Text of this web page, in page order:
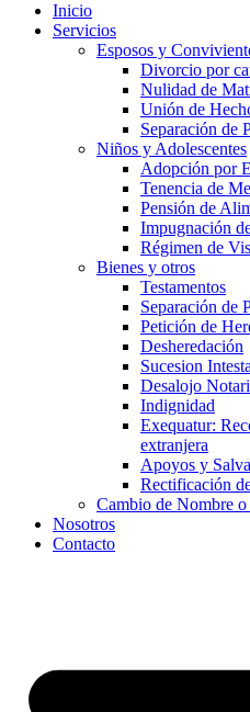
Inicio
Servicios
Esposos y
Divorcio por
Nulidad de
Unión de
Separación de
Niños y Adolescentes
Adopción por
Tenencia de
Pensión de
Impugnación
Régimen de
Bienes y otros
Testamentos
Separación de
Petición de
Desheredación
Sucesion
Desalojo
Indignidad
Exequatur:
extranjera
Apoyos y
Rectificación
Cambio de Nombre
Nosotros
Contacto